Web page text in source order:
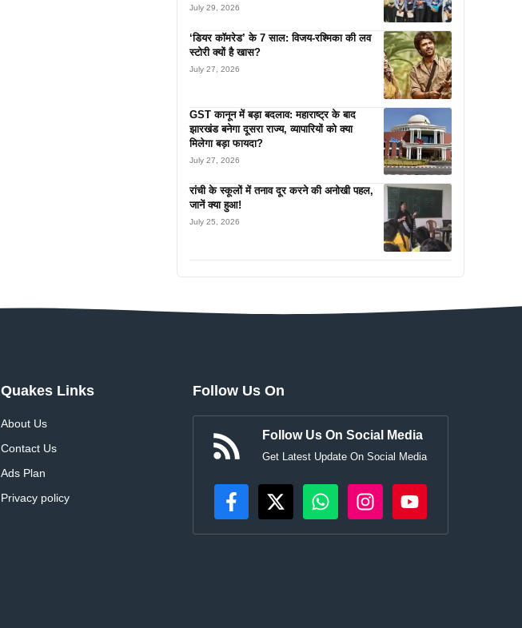
July 29, 2026
‘डियर कॉमरेड’ के 7 साल: विजय-रश्मिका की लव
स्टोरी क्यों है खास?
July 27, 2026
GST कानून में बड़ा बदलाव: महाराष्ट्र के बाद
झारखंड बनेगा दूसरा राज्य, व्यापारियों को क्या
मिलेगा बड़ा फायदा?
July 27, 2026
रांची के स्कूलों में तनाव दूर करने की अनोखी पहल,
जानें क्या हुआ!
July 25, 2026
Quakes Links
About Us
Contact Us
Ads Plan
Privacy policy
Follow Us On
Follow Us On Social Media
Get Latest Update On Social Media